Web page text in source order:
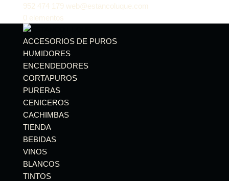
952 474 179 web@estancoluque.com
0 elementos
ACCESORIOS DE PUROS
HUMIDORES
ENCENDEDORES
CORTAPUROS
PURERAS
CENICEROS
CACHIMBAS
TIENDA
BEBIDAS
VINOS
BLANCOS
TINTOS